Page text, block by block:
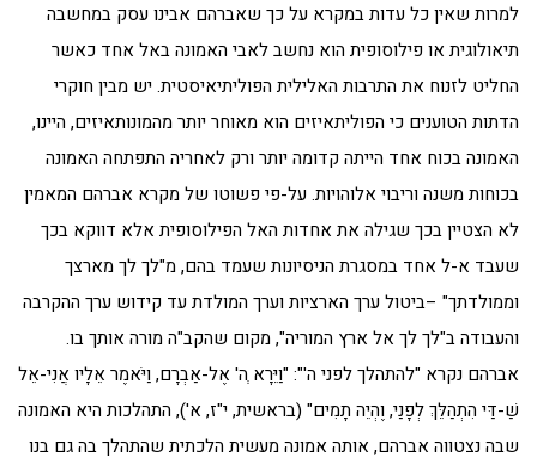
למרות שאין כל עדות במקרא על כך שאברהם אבינו עסק במחשבה
תיאולוגית או פילוסופית הוא נחשב לאבי האמונה באל אחד כאשר
החליט לזנוח את התרבות האלילית הפוליתיאיסטית. יש מבין חוקרי
הדתות הטוענים כי הפוליתאיזים הוא מאוחר יותר מהמונותאיזים, היינו,
האמונה בכוח אחד הייתה קדומה יותר ורק לאחריה התפתחה האמונה
בכוחות משנה וריבוי אלוהויות. על-פי פשוטו של מקרא אברהם המאמין
לא הצטיין בכך שגילה את אחדות האל הפילוסופית אלא דווקא בכך
שעבד א-ל אחד במסגרת הניסיונות שעמד בהם, מ"לך לך מארצך
וממולדתך" –ביטול ערך הארציות וערך המולדת עד קידוש ערך ההקרבה
והעבודה ב"לך לך אל ארץ המוריה", מקום שהקב"ה מורה אותך בו.
אברהם נקרא "להתהלך לפני ה'": "וַיֵּרָא ְה' אֶל-אַבְרָם, וַיֹּאמֶר אֵלָיו אֲנִי-אֵל
שַׁ-דַּי הִתְהַלֵּךְ לְפָנַי, וֶהְיֵה תָמִים" (בראשית, י"ז, א'), התהלכות היא האמונה
שבה נצטווה אברהם, אותה אמונה מעשית הלכתית שהתהלך בה גם בנו